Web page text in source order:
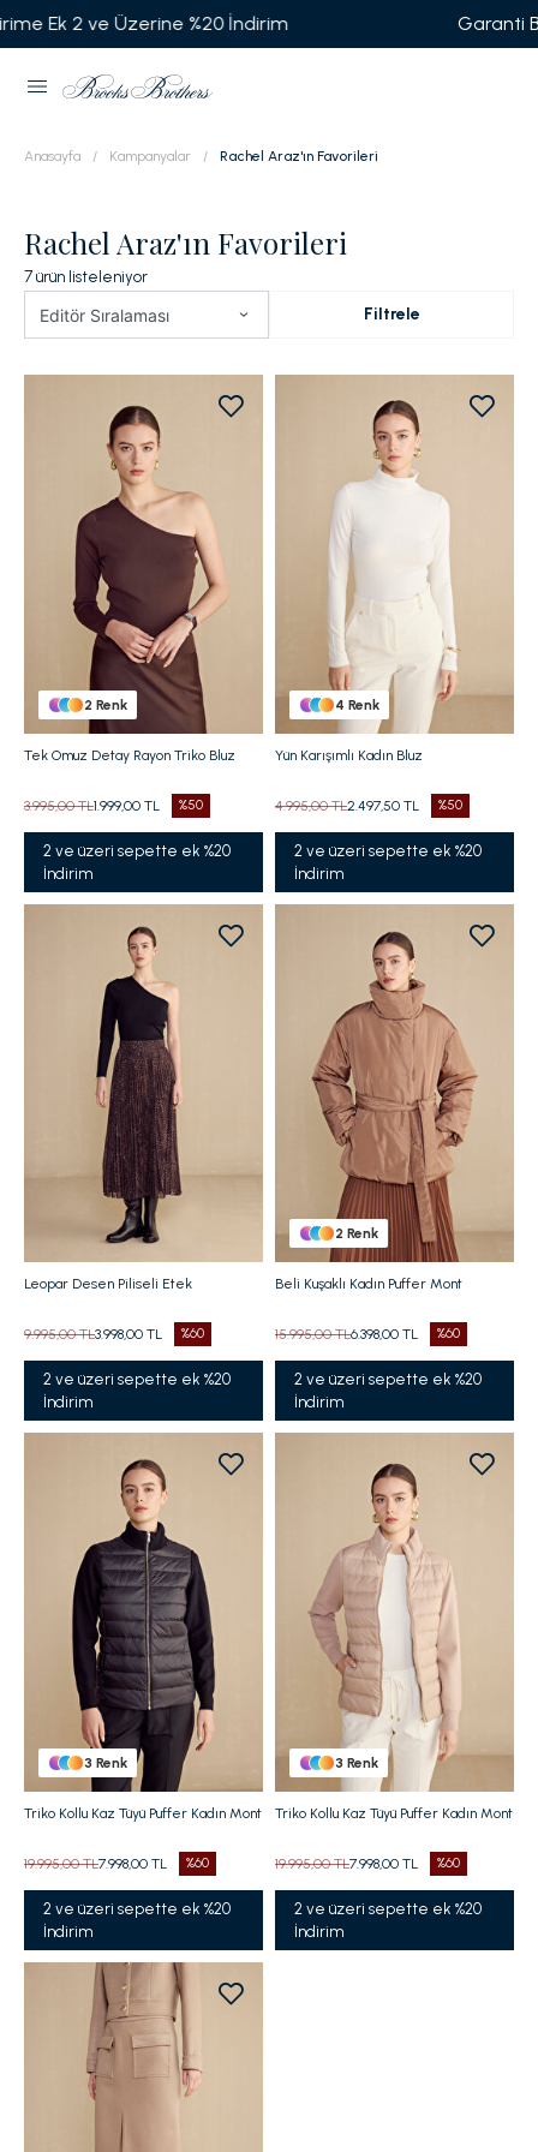
Garanti BBVA'ya Özel Vade Farksız 6 Taksit
Anasayfa Kampanyalar Rachel Araz'ın Favorileri
Rachel Araz'ın Favorileri
7 ürün listeleniyor
Editör Sıralaması Filtrele
2 Renk
Tek Omuz Detay Rayon Triko Bluz
3.995,00 TL1.999,00 TL %50
2 ve üzeri sepette ek %20
İndirim
4 Renk
Yün Karışımlı Kadın Bluz
4.995,00 TL2.497,50 TL %50
2 ve üzeri sepette ek %20
İndirim
Leopar Desen Piliseli Etek
9.995,00 TL3.998,00 TL %60
2 ve üzeri sepette ek %20
İndirim
2 Renk
Beli Kuşaklı Kadın Puffer Mont
15.995,00 TL6.398,00 TL %60
2 ve üzeri sepette ek %20
İndirim
3 Renk
Triko Kollu Kaz Tüyü Puffer Kadın Mont
19.995,00 TL7.998,00 TL %60
2 ve üzeri sepette ek %20
İndirim
3 Renk
Triko Kollu Kaz Tüyü Puffer Kadın Mont
19.995,00 TL7.998,00 TL %60
2 ve üzeri sepette ek %20
İndirim